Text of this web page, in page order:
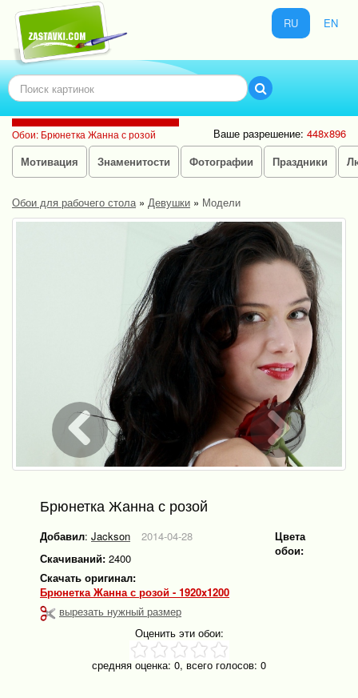
RU EN
Обои: Брюнетка Жанна с розой Ваше разрешение: 448x896
Мотивация
Знаменитости Фотографии Праздники
Обои для рабочего стола» Девушки » Модели
Брюнетка Жанна с розой
Добавил: Jackson
2014-04-28
Скачиваний: 2400
Скачать оригинал:
Брюнетка Жанна с розой - 1920x1200
вырезать нужный размер
Цвета
обои:
Оценить эти обои:
средняя оценка: 0, всего голосов: 0